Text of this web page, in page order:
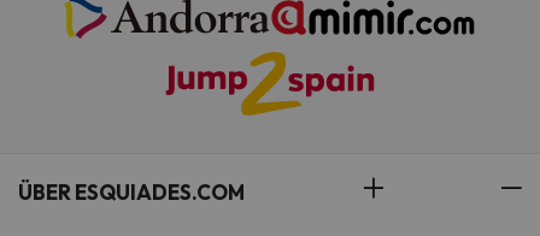
ÜBER ESQUIADES.COM